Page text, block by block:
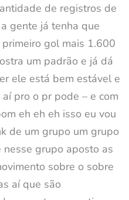
de registros de
gente já tenha que
gol mais 1.600
um padrão e já dá
ele está bem estável e
pro o pr pode – e com
eh eh eh isso eu vou
de um grupo um grupo
grupo aposto as
sobre o sobre
aí que são